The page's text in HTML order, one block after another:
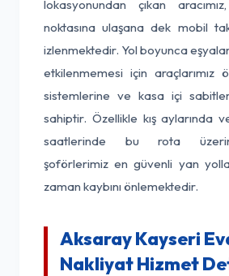
lokasyonundan çıkan
noktasına ulaşana dek mobil
izlenmektedir. Yol boyunca
etkilenmemesi için araçlarımız
sistemlerine ve kasa içi
sahiptir. Özellikle kış aylarında
saatlerinde bu rota
şoförlerimiz en güvenli yan
zaman kaybını önlemektedir.
Aksaray Kayseri
Nakliyat Hizmet